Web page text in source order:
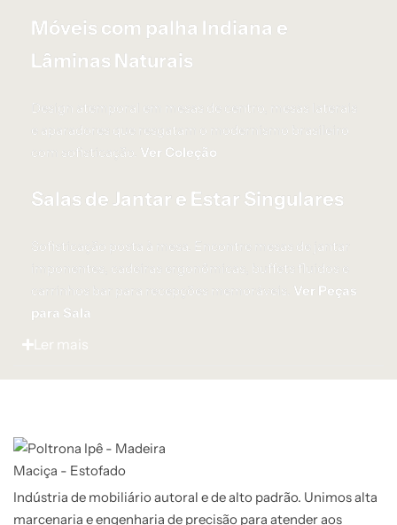
Móveis com palha Indiana e
Lâminas Naturais
Design atemporal em mesas de centro, mesas laterais
e aparadores que resgatam o modernismo brasileiro
com sofisticação. Ver Coleção
Salas de Jantar e Estar Singulares
Sofisticação posta à mesa. Encontre mesas de jantar
imponentes, cadeiras ergonômicas, buffets fluidos e
carrinhos bar para recepções memoráveis. Ver Peças
para Sala
Ler mais
Indústria de mobiliário autoral e de alto padrão. Unimos alta
marcenaria e engenharia de precisão para atender aos